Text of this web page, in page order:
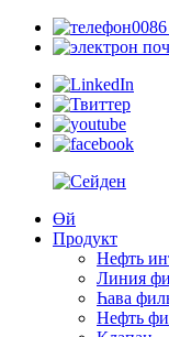
Өй
Продукт
Нефть
Линия
Һава
Нефть